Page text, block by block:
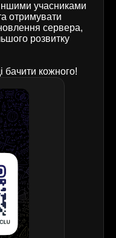
учасниками
отримувати
сервера,
розвитку
бачити кожного!